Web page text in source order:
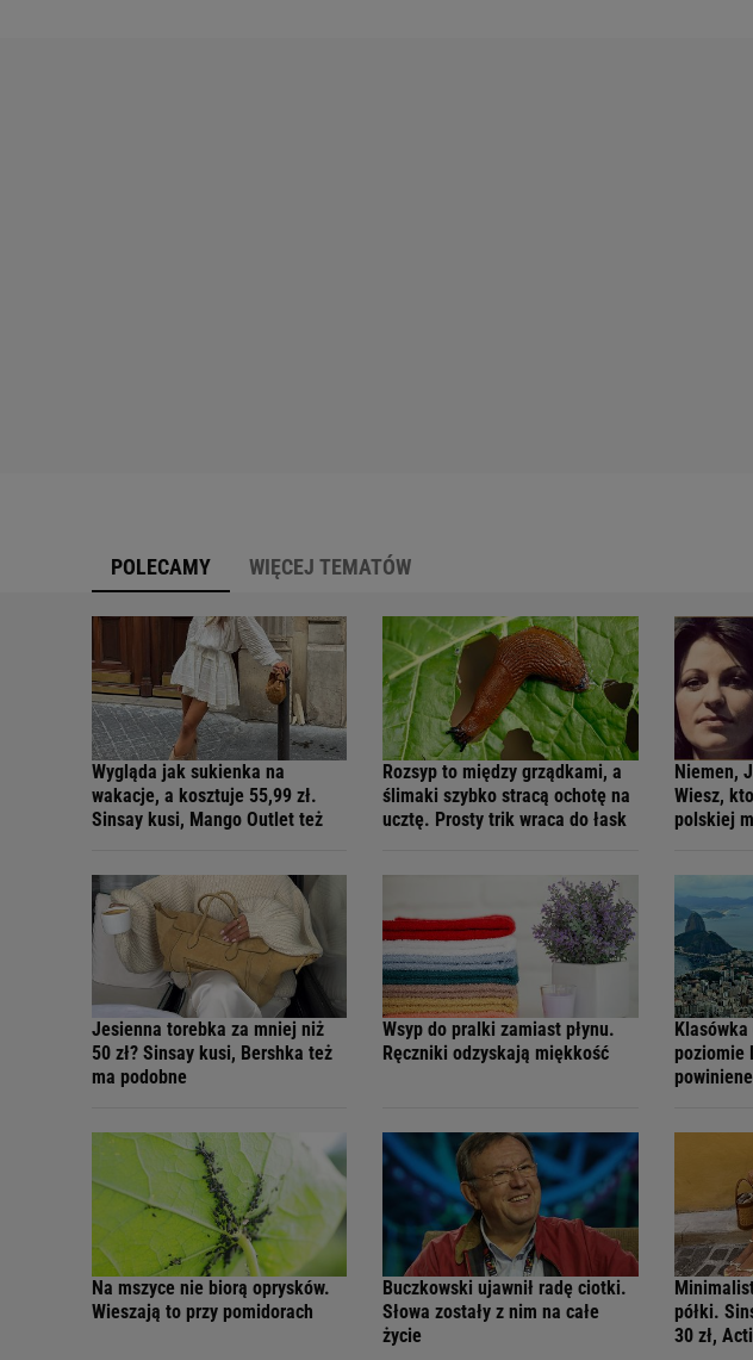
POLECAMY WIĘCEJ TEMATÓW
Wygląda jak sukienka na
wakacje, a kosztuje 55,99 zł.
Sinsay kusi, Mango Outlet też
Rozsyp to między grządkami, a
ślimaki szybko stracą ochotę na
ucztę. Prosty trik wraca do łask
Niemen,
Wiesz,
polskiej
Jesienna torebka za mniej niż
50 zł? Sinsay kusi, Bershka też
ma podobne
Wsyp do pralki zamiast płynu.
Ręczniki odzyskają miękkość
poziomie
Na mszyce nie biorą oprysków.
Wieszają to przy pomidorach
Buczkowski ujawnił radę ciotki.
Słowa zostały z nim na całe
życie
półki.
30 zł,